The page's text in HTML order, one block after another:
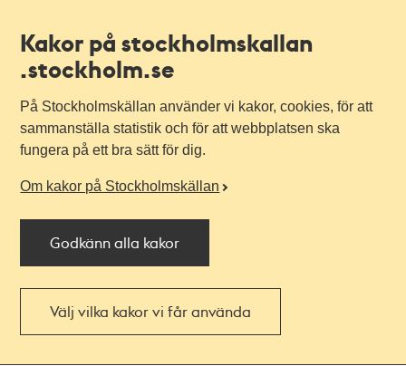
Kakor på stockholmskallan
.stockholm.se
På Stockholmskällan använder vi kakor, cookies, för att
sammanställa statistik och för att webbplatsen ska
fungera på ett bra sätt för dig.
Om kakor på Stockholmskällan
Godkänn alla kakor
Välj vilka kakor vi får använda